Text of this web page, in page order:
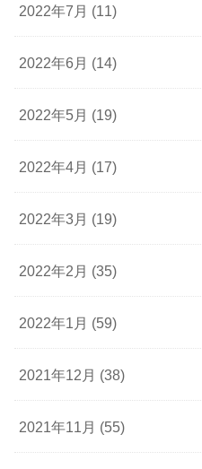
2022年7月 (11)
2022年6月 (14)
2022年5月 (19)
2022年4月 (17)
2022年3月 (19)
2022年2月 (35)
2022年1月 (59)
2021年12月 (38)
2021年11月 (55)